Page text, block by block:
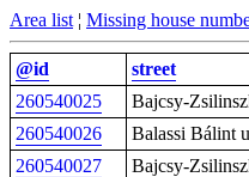
Area list ¦ Missing house
@id street
260540025
Bajcsy-
260540026
Balassi Bálint
260540027
Bajcsy-